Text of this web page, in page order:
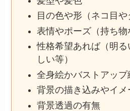
目の色や形（ネコ目や
表情やポーズ（持ち物
性格希望あれば（明
しい等）
全身絵かバストアップ
背景の描き込みやイメ
背景透過の有無